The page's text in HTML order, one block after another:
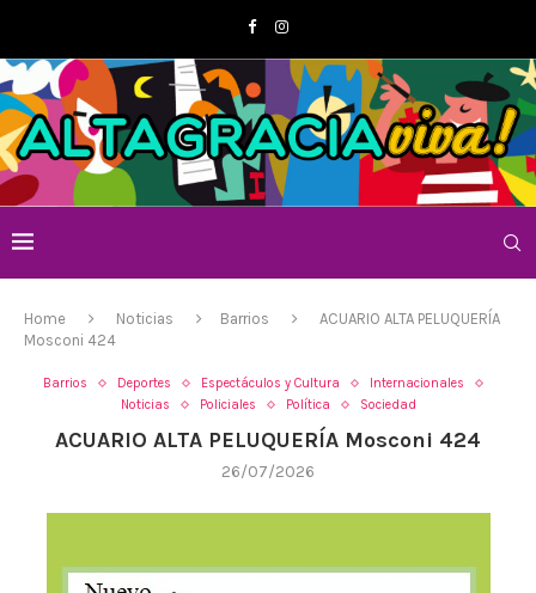
Home Noticias Barrios
ACUARIO ALTA PELUQUERÍA
Mosconi 424
Barrios Deportes Espectáculos y Cultura
Internacionales
Noticias
Policiales Política Sociedad
ACUARIO ALTA PELUQUERÍA Mosconi 424
26/07/2026